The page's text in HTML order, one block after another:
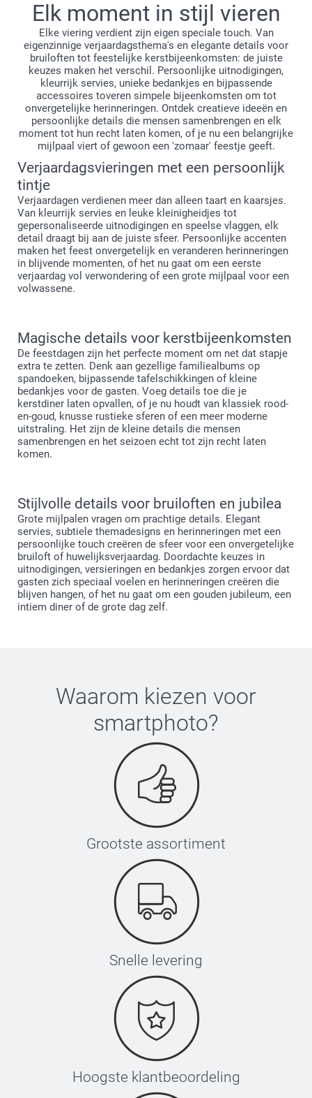
benodigdheden om je feest onvergetelijk te maken.
Elk moment in stijl vieren
Elke viering verdient zijn eigen speciale touch. Van
eigenzinnige verjaardagsthema's en elegante details voor
bruiloften tot feestelijke kerstbijeenkomsten: de juiste
keuzes maken het verschil. Persoonlijke uitnodigingen,
kleurrijk servies, unieke bedankjes en bijpassende
accessoires toveren simpele bijeenkomsten om tot
onvergetelijke herinneringen. Ontdek creatieve ideeën en
persoonlijke details die mensen samenbrengen en elk
moment tot hun recht laten komen, of je nu een belangrijke
mijlpaal viert of gewoon een 'zomaar' feestje geeft.
Verjaardagsvieringen met een persoonlijk
tintje
Verjaardagen verdienen meer dan alleen taart en kaarsjes.
Van kleurrijk servies en leuke kleinigheidjes tot
gepersonaliseerde uitnodigingen en speelse vlaggen, elk
detail draagt bij aan de juiste sfeer. Persoonlijke accenten
maken het feest onvergetelijk en veranderen herinneringen
in blijvende momenten, of het nu gaat om een eerste
verjaardag vol verwondering of een grote mijlpaal voor een
volwassene.
Magische details voor kerstbijeenkomsten
De feestdagen zijn het perfecte moment om net dat stapje
extra te zetten. Denk aan gezellige familiealbums op
spandoeken, bijpassende tafelschikkingen of kleine
bedankjes voor de gasten. Voeg details toe die je
kerstdiner laten opvallen, of je nu houdt van klassiek rood-
en-goud, knusse rustieke sferen of een meer moderne
uitstraling. Het zijn de kleine details die mensen
samenbrengen en het seizoen echt tot zijn recht laten
komen.
Stijlvolle details voor bruiloften en jubilea
Grote mijlpalen vragen om prachtige details. Elegant
servies, subtiele themadesigns en herinneringen met een
persoonlijke touch creëren de sfeer voor een onvergetelijke
bruiloft of huwelijksverjaardag. Doordachte keuzes in
uitnodigingen, versieringen en bedankjes zorgen ervoor dat
gasten zich speciaal voelen en herinneringen creëren die
blijven hangen, of het nu gaat om een gouden jubileum, een
intiem diner of de grote dag zelf.
Waarom kiezen voor
smartphoto?
Grootste assortiment
Snelle levering
Hoogste klantbeoordeling